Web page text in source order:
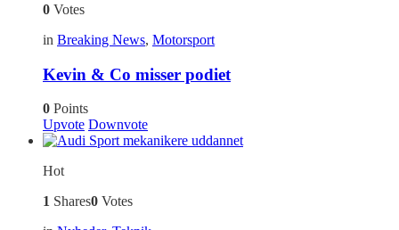
0 Votes
in Breaking News, Motorsport
Kevin & Co misser podiet
0 Points
Upvote Downvote
Hot
1 Shares0 Votes